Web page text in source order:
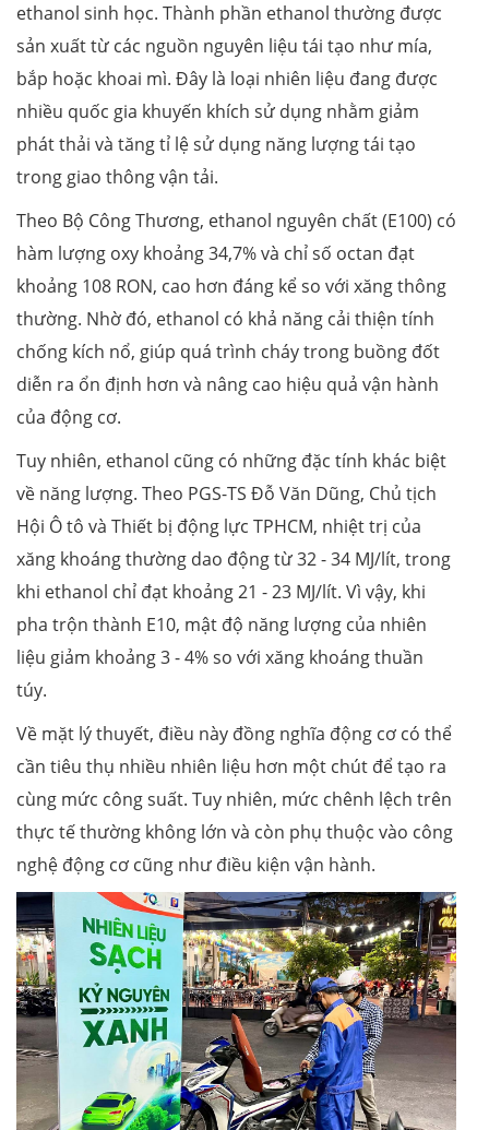
ethanol sinh học. Thành phần ethanol thường được
sản xuất từ các nguồn nguyên liệu tái tạo như mía,
bắp hoặc khoai mì. Đây là loại nhiên liệu đang được
nhiều quốc gia khuyến khích sử dụng nhằm giảm
phát thải và tăng tỉ lệ sử dụng năng lượng tái tạo
trong giao thông vận tải.
Theo Bộ Công Thương, ethanol nguyên chất (E100) có
hàm lượng oxy khoảng 34,7% và chỉ số octan đạt
khoảng 108 RON, cao hơn đáng kể so với xăng thông
thường. Nhờ đó, ethanol có khả năng cải thiện tính
chống kích nổ, giúp quá trình cháy trong buồng đốt
diễn ra ổn định hơn và nâng cao hiệu quả vận hành
của động cơ.
Tuy nhiên, ethanol cũng có những đặc tính khác biệt
về năng lượng. Theo PGS-TS Đỗ Văn Dũng, Chủ tịch
Hội Ô tô và Thiết bị động lực TPHCM, nhiệt trị của
xăng khoáng thường dao động từ 32 - 34 MJ/lít, trong
khi ethanol chỉ đạt khoảng 21 - 23 MJ/lít. Vì vậy, khi
pha trộn thành E10, mật độ năng lượng của nhiên
liệu giảm khoảng 3 - 4% so với xăng khoáng thuần
túy.
Về mặt lý thuyết, điều này đồng nghĩa động cơ có thể
cần tiêu thụ nhiều nhiên liệu hơn một chút để tạo ra
cùng mức công suất. Tuy nhiên, mức chênh lệch trên
thực tế thường không lớn và còn phụ thuộc vào công
nghệ động cơ cũng như điều kiện vận hành.